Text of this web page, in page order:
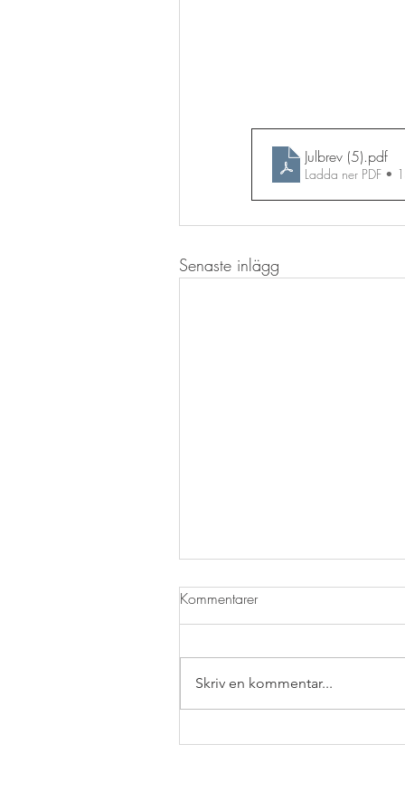
Julbrev (5).pdf
Ladda ner PDF •
Senaste inlägg
Vanlig Pub, 15/8
Kommentarer
Skriv en kommentar...